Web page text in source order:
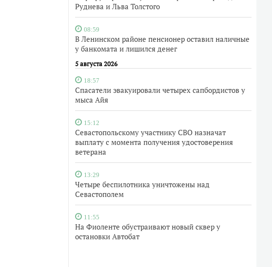
Руднева и Льва Толстого
08:59
В Ленинском районе пенсионер оставил наличные
у банкомата и лишился денег
5 августа 2026
18:57
Спасатели эвакуировали четырех сапбордистов у
мыса Айя
15:12
Севастопольскому участнику СВО назначат
выплату с момента получения удостоверения
ветерана
13:29
Четыре беспилотника уничтожены над
Севастополем
11:55
На Фиоленте обустраивают новый сквер у
остановки Автобат